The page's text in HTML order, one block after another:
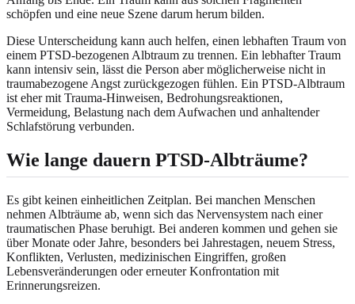
schöpfen und eine neue Szene darum herum bilden.
Diese Unterscheidung kann auch helfen, einen lebhaften Traum von
einem PTSD-bezogenen Albtraum zu trennen. Ein lebhafter Traum
kann intensiv sein, lässt die Person aber möglicherweise nicht in
traumabezogene Angst zurückgezogen fühlen. Ein PTSD-Albtraum
ist eher mit Trauma-Hinweisen, Bedrohungsreaktionen,
Vermeidung, Belastung nach dem Aufwachen und anhaltender
Schlafstörung verbunden.
Wie lange dauern PTSD-Albträume?
Es gibt keinen einheitlichen Zeitplan. Bei manchen Menschen
nehmen Albträume ab, wenn sich das Nervensystem nach einer
traumatischen Phase beruhigt. Bei anderen kommen und gehen sie
über Monate oder Jahre, besonders bei Jahrestagen, neuem Stress,
Konflikten, Verlusten, medizinischen Eingriffen, großen
Lebensveränderungen oder erneuter Konfrontation mit
Erinnerungsreizen.